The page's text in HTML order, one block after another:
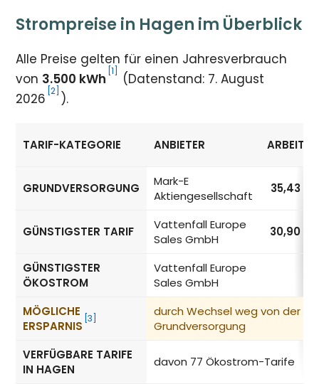
Strompreise in Hagen im Überblick
Alle Preise gelten für einen Jahresverbrauch
von 3.500 kWh [1]
(Datenstand: 7. August
2026 [2] ).
Strompreise in Hagen nach Tarif-Kategorie
TARIF-KATEGORIE ANBIETER
GRUNDVERSORGUNG
Mark-E
Aktiengesellschaft
35,43
GÜNSTIGSTER TARIF
Vattenfall Europe
Sales GmbH
30,90
GÜNSTIGSTER
ÖKOSTROM
Vattenfall Europe
Sales GmbH
MÖGLICHE
ERSPARNIS
[3]
durch Wechsel weg von der
Grundversorgung
VERFÜGBARE TARIFE
IN HAGEN
davon 77 Ökostrom-Tarife